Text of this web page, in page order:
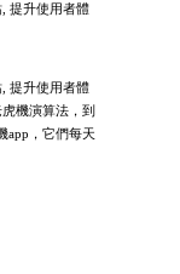
提升使用者體
提升使用者體
機演算法，到
app，它們每天